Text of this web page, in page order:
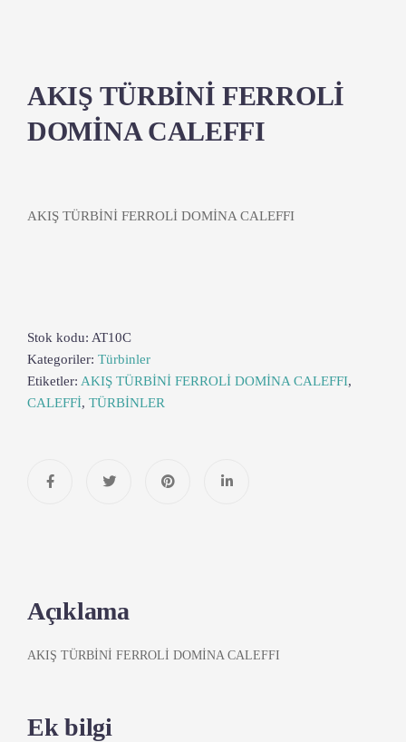
AKIŞ TÜRBİNİ FERROLİ
DOMİNA CALEFFI
AKIŞ TÜRBİNİ FERROLİ DOMİNA CALEFFI
Stok kodu: AT10C
Kategoriler: Türbinler
Etiketler: AKIŞ TÜRBİNİ FERROLİ DOMİNA CALEFFI,
CALEFFİ, TÜRBİNLER
Açıklama
AKIŞ TÜRBİNİ FERROLİ DOMİNA CALEFFI
Ek bilgi